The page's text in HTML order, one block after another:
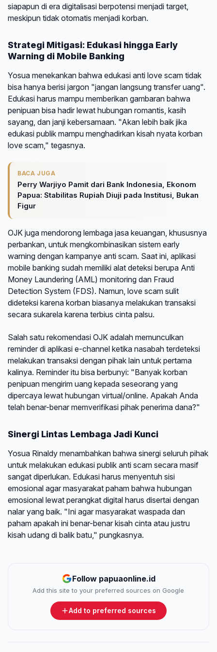
siapapun di era digitalisasi berpotensi menjadi target,
meskipun tidak otomatis menjadi korban.
Strategi Mitigasi: Edukasi hingga Early
Warning di Mobile Banking
Yosua menekankan bahwa edukasi anti love scam tidak
bisa hanya berisi jargon "jangan langsung transfer uang".
Edukasi harus mampu memberikan gambaran bahwa
penipuan bisa hadir lewat hubungan romantis, kasih
sayang, dan janji kebersamaan. "Akan lebih baik jika
edukasi publik mampu menghadirkan kisah nyata korban
love scam," tegasnya.
BACA JUGA
Perry Warjiyo Pamit dari Bank Indonesia, Ekonom
Papua: Stabilitas Rupiah Diuji pada Institusi, Bukan
Figur
OJK juga mendorong lembaga jasa keuangan, khususnya
perbankan, untuk mengkombinasikan sistem early
warning dengan kampanye anti scam. Saat ini, aplikasi
mobile banking sudah memiliki alat deteksi berupa Anti
Money Laundering (AML) monitoring dan Fraud
Detection System (FDS). Namun, love scam sulit
dideteksi karena korban biasanya melakukan transaksi
secara sukarela karena terbius cinta palsu.
Salah satu rekomendasi OJK adalah memunculkan
reminder di aplikasi e-channel ketika nasabah terdeteksi
melakukan transaksi dengan pihak lain untuk pertama
kalinya. Reminder itu bisa berbunyi: "Banyak korban
penipuan mengirim uang kepada seseorang yang
dipercaya lewat hubungan virtual/online. Apakah Anda
telah benar-benar memverifikasi pihak penerima dana?"
Sinergi Lintas Lembaga Jadi Kunci
Yosua Rinaldy menambahkan bahwa sinergi seluruh pihak
untuk melakukan edukasi publik anti scam secara masif
sangat diperlukan. Edukasi harus menyentuh sisi
emosional agar masyarakat paham bahwa hubungan
emosional lewat perangkat digital harus disertai dengan
nalar yang baik. "Ini agar masyarakat waspada dan
paham apakah ini benar-benar kisah cinta atau justru
kisah udang di balik batu," pungkasnya.
Follow papuaonline.id
Add this site to your preferred sources on Google
Add to preferred sources